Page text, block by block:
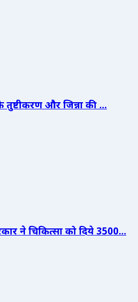
और जिन्ना की ...
ने चिकित्सा को दिये 3500...